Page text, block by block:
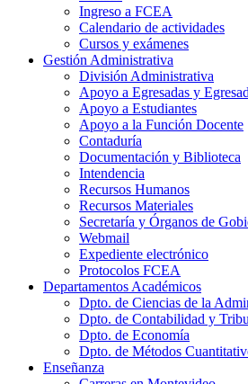
Ingreso a FCEA
Calendario de actividades
Cursos y exámenes
Gestión Administrativa
División Administrativa
Apoyo a Egresadas y
Apoyo a Estudiantes
Apoyo a la Función Docente
Contaduría
Documentación y Biblioteca
Intendencia
Recursos Humanos
Recursos Materiales
Secretaría y Órganos de
Webmail
Expediente electrónico
Protocolos FCEA
Departamentos Académicos
Dpto. de Ciencias de la
Dpto. de Contabilidad y
Dpto. de Economía
Dpto. de Métodos
Enseñanza